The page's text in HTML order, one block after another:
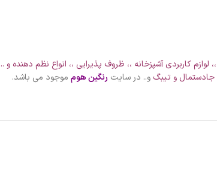
،، لوازم کاربردی آشپزخانه ،، ظروف پذیرایی ،، انواع نظم دهنده و ..
جادستمال و تیبگ و.. در سایت رنگین هوم موجود می باشد.